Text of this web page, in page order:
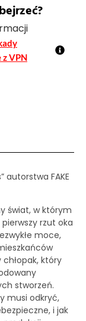
VPN
autorstwa FAKE
świat, w którym
rzut oka
moce,
który
stworzeń.
musi odkryć,
i jak